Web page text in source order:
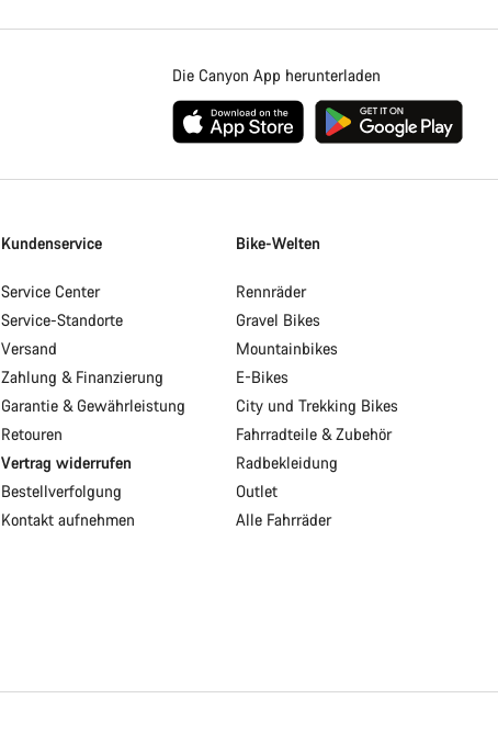
Die Canyon App herunterladen
Kundenservice
Service Center
Service-Standorte
Versand
Zahlung & Finanzierung
Garantie & Gewährleistung
Retouren
Vertrag widerrufen
Bestellverfolgung
Kontakt aufnehmen
Bike-Welten
Rennräder
Gravel Bikes
Mountainbikes
E-Bikes
City und Trekking Bikes
Fahrradteile & Zubehör
Radbekleidung
Outlet
Alle Fahrräder